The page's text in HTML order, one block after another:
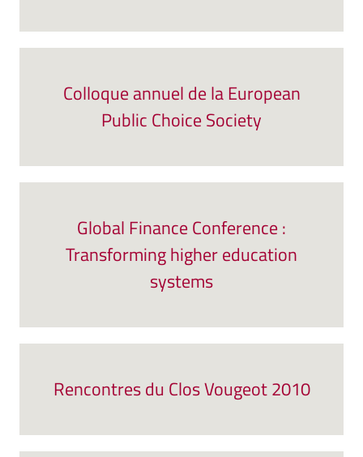
Colloque annuel de la European
Public Choice Society
Global Finance Conference :
Transforming higher education
systems
Rencontres du Clos Vougeot 2010